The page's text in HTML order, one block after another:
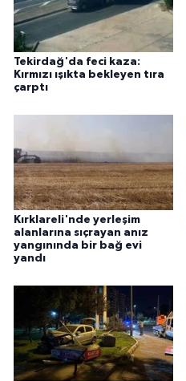
Tekirdağ'da feci kaza:
Kırmızı ışıkta bekleyen tıra
çarptı
Kırklareli'nde yerleşim
alanlarına sıçrayan anız
yangınında bir bağ evi
yandı